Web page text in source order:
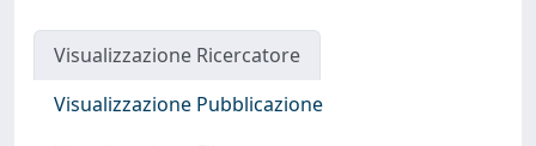
Visualizzazione Ricercatore
Visualizzazione Pubblicazione